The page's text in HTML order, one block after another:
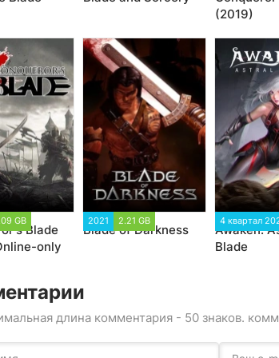
(2019)
GB
Blade
only
2021 2.21 GB
Blade of Darkness
4 квартал
Awaken:
Blade
длина комментария - 50 знаков.